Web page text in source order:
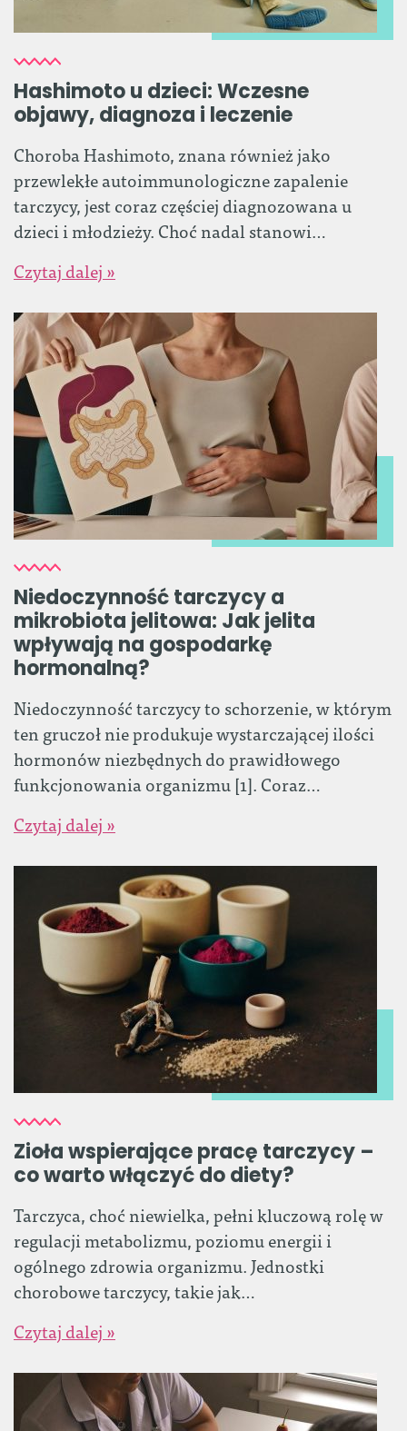
Hashimoto u dzieci: Wczesne
objawy, diagnoza i leczenie
Choroba Hashimoto, znana również jako
przewlekłe autoimmunologiczne zapalenie
tarczycy, jest coraz częściej diagnozowana u
dzieci i młodzieży. Choć nadal stanowi…
Czytaj dalej »
Niedoczynność tarczycy a
mikrobiota jelitowa: Jak jelita
wpływają na gospodarkę
hormonalną?
Niedoczynność tarczycy to schorzenie, w którym
ten gruczoł nie produkuje wystarczającej ilości
hormonów niezbędnych do prawidłowego
funkcjonowania organizmu [1]. Coraz…
Czytaj dalej »
Zioła wspierające pracę tarczycy –
co warto włączyć do diety?
Tarczyca, choć niewielka, pełni kluczową rolę w
regulacji metabolizmu, poziomu energii i
ogólnego zdrowia organizmu. Jednostki
chorobowe tarczycy, takie jak…
Czytaj dalej »